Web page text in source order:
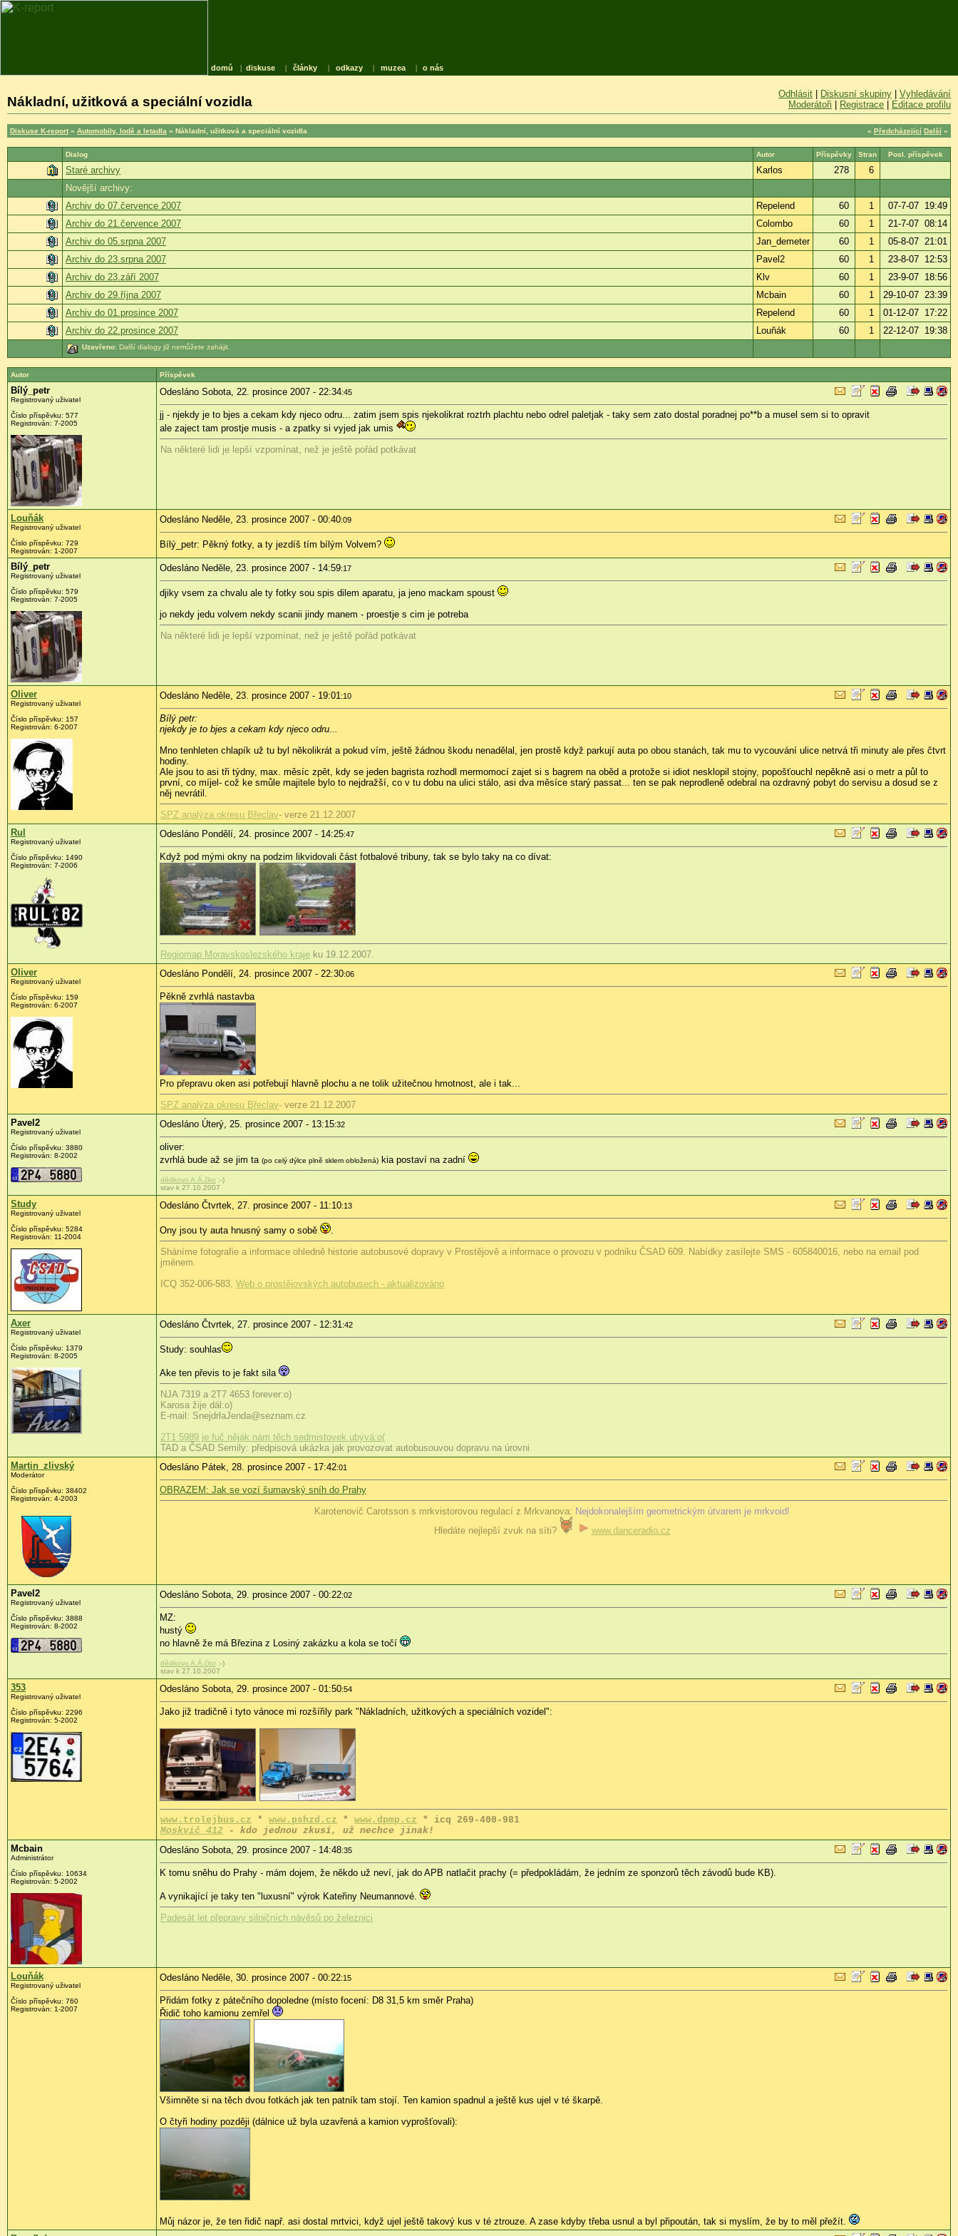
domů | diskuse | články | odkazy | muzea | o nás
Nákladní, užitková a speciální vozidla
Odhlásit Diskusní skupiny
Vyhledávání
Moderátoři
Registrace Editace profilu
Diskuse K-report » Automobily, lodě a letadla » Nákladní, užitková a speciální vozidla « Předcházející Další »
Dialog Autor Příspěvky Stran Posl. příspěvek
Staré archivy Karlos 278
6
Novější archivy:
Archiv do 07.července 2007
Repelend 60 1
07-7-07 19:49
Archiv do 21.července 2007
Colombo 60 1
21-7-07 08:14
Archiv do 05.srpna 2007
Jan_demeter 60 1
05-8-07 21:01
Archiv do 23.srpna 2007
Pavel2 60 1
23-8-07 12:53
Archiv do 23.září 2007
Klv 60 1
23-9-07 18:56
Archiv do 29.října 2007
Mcbain 60 1
29-10-07 23:39
Archiv do 01.prosince 2007
Repelend 60 1
01-12-07 17:22
Archiv do 22.prosince 2007
Louňák 60 1 22-12-07 19:38
Uzavřeno: Další dialogy již nemůžete zahájit.
Autor Příspěvek
Bílý_petr
Registrovaný uživatel
Číslo příspěvku: 577
Registrován: 7-2005
Odesláno Sobota, 22. prosince 2007 - 22:34:45
jj - njekdy je to bjes a cekam kdy njeco odru... zatim jsem spis njekolikrat roztrh plachtu nebo odrel paletjak - taky sem zato dostal poradnej po**b a musel sem si to opravit
ale zaject tam prostje musis - a zpatky si vyjed jak umis
Na některé lidi je lepší vzpomínat, než je ještě pořád potkávat
Louňák
Registrovaný uživatel
Číslo příspěvku: 729
Registrován: 1-2007
Odesláno Neděle, 23. prosince 2007 - 00:40:09
Bílý_petr: Pěkný fotky, a ty jezdíš tím bílým Volvem?
Bílý_petr
Registrovaný uživatel
Číslo příspěvku: 579
Registrován: 7-2005
Odesláno Neděle, 23. prosince 2007 - 14:59:17
djiky vsem za chvalu ale ty fotky sou spis dilem aparatu, ja jeno mackam spoust
jo nekdy jedu volvem nekdy scanii jindy manem - proestje s cim je potreba
Na některé lidi je lepší vzpomínat, než je ještě pořád potkávat
Oliver
Registrovaný uživatel
Číslo příspěvku: 157
Registrován: 6-2007
Odesláno Neděle, 23. prosince 2007 - 19:01:10
Bílý petr:
njekdy je to bjes a cekam kdy njeco odru...
Mno tenhleten chlapík už tu byl několikrát a pokud vím, ještě žádnou škodu nenadělal, jen prostě když parkují auta po obou stanách, tak mu to vycouvání ulice netrvá tři minuty ale přes čtvrt
hodiny.
Ale jsou to asi tři týdny, max. měsíc zpět, kdy se jeden bagrista rozhodl mermomocí zajet si s bagrem na oběd a protože si idiot nesklopil stojny, popošťouchl nepěkně asi o metr a půl to
první, co míjel- což ke smůle majitele bylo to nejdražší, co v tu dobu na ulici stálo, asi dva měsíce starý passat... ten se pak neprodleně odebral na ozdravný pobyt do servisu a dosud se z
něj nevrátil.
SPZ analýza okresu Břeclav- verze 21.12.2007
Rul
Registrovaný uživatel
Číslo příspěvku: 1490
Registrován: 7-2006
Odesláno Pondělí, 24. prosince 2007 - 14:25:47
Když pod mými okny na podzim likvidovali část fotbalové tribuny, tak se bylo taky na co dívat:
Regiomap Moravskoslezského kraje ku 19.12.2007.
Oliver
Registrovaný uživatel
Číslo příspěvku: 159
Registrován: 6-2007
Odesláno Pondělí, 24. prosince 2007 - 22:30:06
Pěkně zvrhlá nastavba
Pro přepravu oken asi potřebují hlavně plochu a ne tolik užitečnou hmotnost, ale i tak...
SPZ analýza okresu Břeclav- verze 21.12.2007
Pavel2
Registrovaný uživatel
Číslo příspěvku: 3880
Registrován: 8-2002
Odesláno Úterý, 25. prosince 2007 - 13:15:32
oliver:
zvrhlá bude až se jim ta (po celý dýlce plně sklem obložená) kia postaví na zadní
dědkovo A.Á.čko :-)
stav k 27.10.2007
Study
Registrovaný uživatel
Číslo příspěvku: 5284
Registrován: 11-2004
Odesláno Čtvrtek, 27. prosince 2007 - 11:10:13
Ony jsou ty auta hnusný samy o sobě
.
Sháníme fotografie a informace ohledně historie autobusové dopravy v Prostějově a informace o provozu v podniku ČSAD 609. Nabídky zasílejte SMS - 605840016, nebo na email pod
jménem.
ICQ 352-006-583, Web o prostějovských autobusech - aktualizováno
Axer
Registrovaný uživatel
Číslo příspěvku: 1379
Registrován: 8-2005
Odesláno Čtvrtek, 27. prosince 2007 - 12:31:42
Study: souhlas
Ake ten převis to je fakt sila
NJA 7319 a 2T7 4653 forever:o)
Karosa žije dál:o)
E-mail: SnejdrlaJenda@seznam.cz
2T1 5989 je fuč něják nám těch sedmistovek ubývá:o(
TAD a ČSAD Semily: předpisová ukázka jak provozovat autobusouvou dopravu na úrovni
Martin_zlivský
Moderátor
Číslo příspěvku: 38402
Registrován: 4-2003
Odesláno Pátek, 28. prosince 2007 - 17:42:01
OBRAZEM: Jak se vozí šumavský sníh do Prahy
Karotenovič Carotsson s mrkvistorovou regulací z Mrkvanova: Nejdokonalejším geometrickým útvarem je mrkvoid!
Hledáte nejlepší zvuk na síti?
www.danceradio.cz
Pavel2
Registrovaný uživatel
Číslo příspěvku: 3888
Registrován: 8-2002
Odesláno Sobota, 29. prosince 2007 - 00:22:02
MZ:
hustý
no hlavně že má Březina z Losiný zakázku a kola se točí
dědkovo A.Á.čko :-)
stav k 27.10.2007
353
Registrovaný uživatel
Číslo příspěvku: 2296
Registrován: 5-2002
Odesláno Sobota, 29. prosince 2007 - 01:50:54
Jako již tradičně i tyto vánoce mi rozšířily park "Nákladních, užitkových a speciálních vozidel":
www.trolejbus.cz * www.pshzd.cz * www.dpmp.cz * icq 269-400-981
Moskvič 412 - kdo jednou zkusí, už nechce jinak!
Mcbain
Administrátor
Číslo příspěvku: 10634
Registrován: 5-2002
Odesláno Sobota, 29. prosince 2007 - 14:48:35
K tomu sněhu do Prahy - mám dojem, že někdo už neví, jak do APB natlačit prachy (= předpokládám, že jedním ze sponzorů těch závodů bude KB).
A vynikající je taky ten "luxusní" výrok Kateřiny Neumannové.
Padesát let přepravy silničních návěsů po železnici
Louňák
Registrovaný uživatel
Číslo příspěvku: 760
Registrován: 1-2007
Odesláno Neděle, 30. prosince 2007 - 00:22:15
Přidám fotky z pátečního dopoledne (místo focení: D8 31,5 km směr Praha)
Řidič toho kamionu zemřel
Všimněte si na těch dvou fotkách jak ten patník tam stojí. Ten kamion spadnul a ještě kus ujel v té škarpě.
O čtyři hodiny později (dálnice už byla uzavřená a kamion vyprošťovali):
Můj názor je, že ten řidič např. asi dostal mrtvici, když ujel ještě takový kus v té ztrouze. A zase kdyby třeba usnul a byl připoután, tak si myslím, že by to měl přežít.